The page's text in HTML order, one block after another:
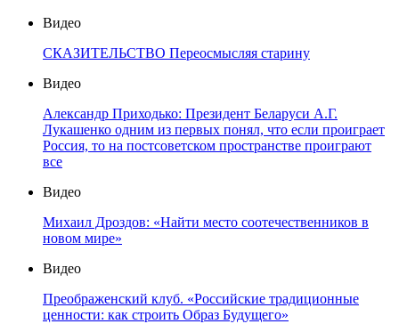
Видео
СКАЗИТЕЛЬСТВО Переосмысляя старину
Видео
Александр Приходько: Президент Беларуси А.Г.
Лукашенко одним из первых понял, что если проиграет
Россия, то на постсоветском пространстве проиграют
все
Видео
Михаил Дроздов: «Найти место соотечественников в
новом мире»
Видео
Преображенский клуб. «Российские традиционные
ценности: как строить Образ Будущего»